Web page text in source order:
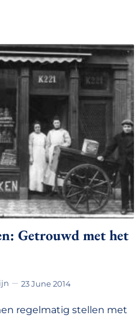
Getrouwd met het
23 June 2014
regelmatig stellen met